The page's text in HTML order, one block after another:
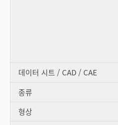
데이터 시트 / CAD / CAE
종류
형상